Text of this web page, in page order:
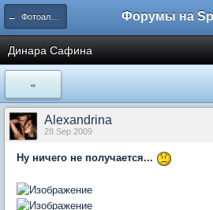
← Фотоальбом
Динара Сафина
«
Alexandrina
28 Sep 2009
Ну ничего не получается...